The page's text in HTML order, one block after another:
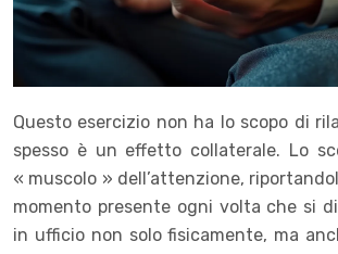
Questo esercizio non ha lo scopo di
spesso è un effetto collaterale. Lo
« muscolo » dell’attenzione,
momento presente ogni volta che si
in ufficio non solo fisicamente, ma